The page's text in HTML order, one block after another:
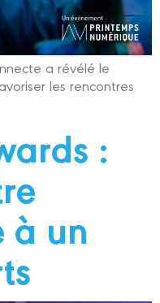
a révélé le
les rencontres
:
à un